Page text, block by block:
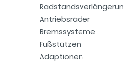
Antriebsräder
Bremssysteme
Fußstützen
Adaptionen